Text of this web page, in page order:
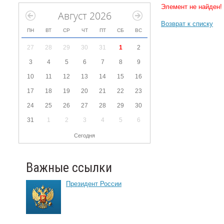
Август 2026
ПН ВТ СР ЧТ ПТ СБ ВС
27 28 29 30 31 1 2
3 4 5 6 7 8 9
10 11 12 13 14 15 16
17 18 19 20 21 22 23
24 25 26 27 28 29 30
31 1 2 3 4 5 6
Сегодня
Важные ссылки
Президент России
Элемент не найден!
Возврат к списку